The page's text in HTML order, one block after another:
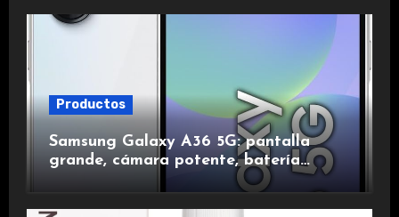
Productos
Samsung Galaxy A36 5G: pantalla
grande, cámara potente, batería
duradera y carga rápida para una
experiencia premium.